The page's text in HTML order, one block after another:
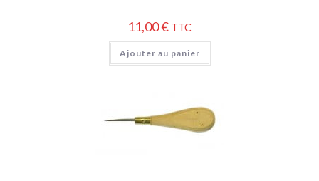
11,00€ TTC
Ajouter au panier